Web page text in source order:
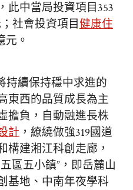
此中當局投資項目353
社會投資項目健康住
元。
續保持穩中求進的
東西的品質成長為主
擔負，自動融進長株
計，繚繞做強319國道
構建湘江科創走廊，
區五小鎮”，即岳麓山
基地、中南年夜學科